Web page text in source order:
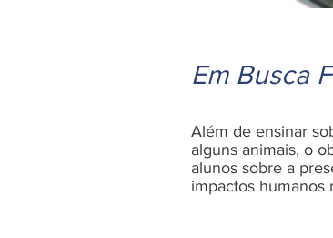
Em Busca
Além de ensinar
alguns animais, o
alunos sobre a
impactos humanos